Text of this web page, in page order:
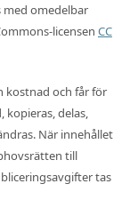
med omedelbar
licensen CC
kostnad och får för
kopieras, delas,
När innehållet
till
tas